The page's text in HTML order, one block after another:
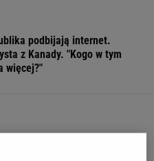
podbijają internet.
z Kanady. "Kogo w tym
więcej?"